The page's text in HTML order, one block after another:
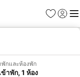
รายการโป
เข้าสู่ร
เมนู
พักและห้องพัก
ข้าพัก, 1 ห้อง